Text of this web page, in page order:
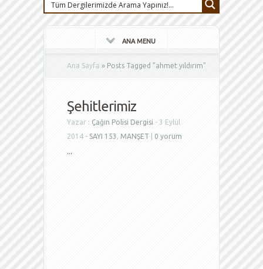
ANA MENU
Ana Sayfa » Posts Tagged "ahmet yıldırım"
Şehitlerimiz
Yazar : Çağın Polisi Dergisi - 3 Eylül
2014 - SAYI 153 , MANŞET
0 yorum
...